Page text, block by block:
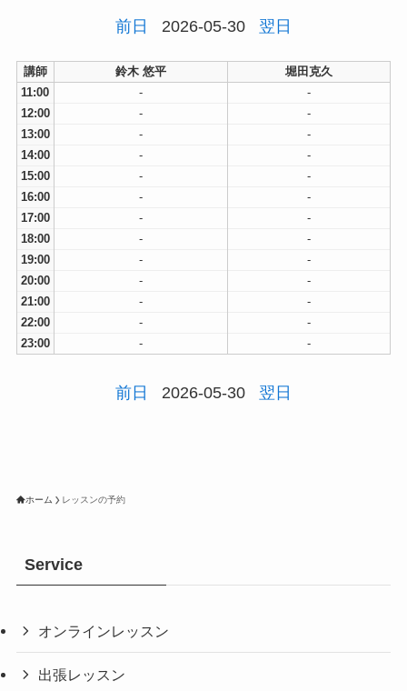
前日 2026-05-30 翌日
講師 鈴木 悠平
堀田克久
11:00
-
-
12:00
-
-
13:00
-
-
14:00
-
-
15:00
-
-
16:00
-
-
17:00
-
-
18:00
-
-
19:00
-
-
20:00
-
-
21:00
-
-
22:00
-
-
23:00
- -
前日 2026-05-30 翌日
ホーム レッスンの予約
Service
オンラインレッスン
出張レッスン